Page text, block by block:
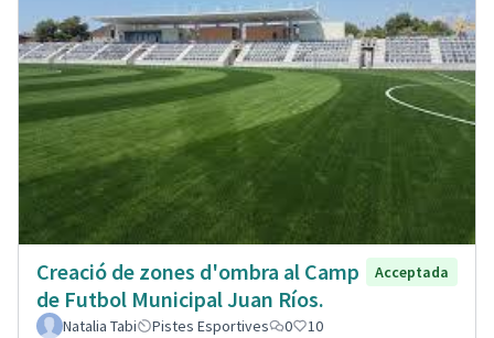
Creació de zones d'ombra al Camp
de Futbol Municipal Juan Ríos.
Acceptada
Natalia Tabi Pistes Esportives 0 10